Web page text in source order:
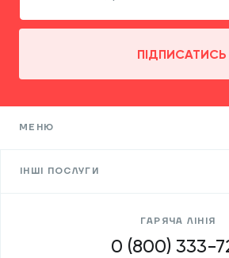
ПІДПИСАТИСЬ
МЕНЮ
ІНШІ ПОСЛУГИ
ГАРЯЧА ЛІНІЯ
0 (800) 333-